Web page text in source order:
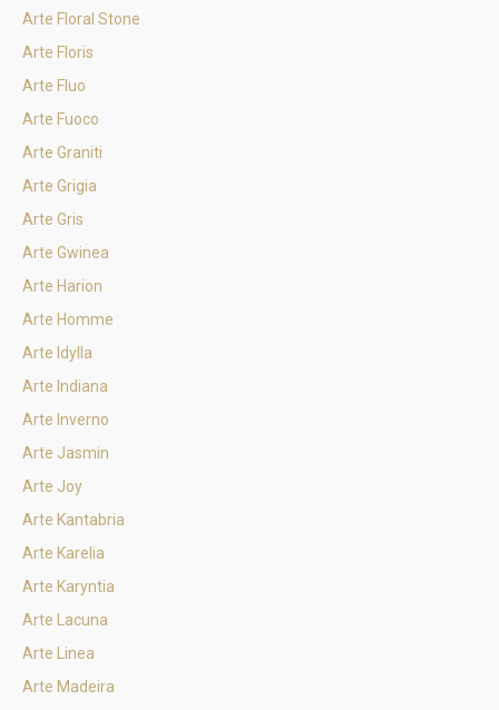
Arte Floral Stone
Arte Floris
Arte Fluo
Arte Fuoco
Arte Graniti
Arte Grigia
Arte Gris
Arte Gwinea
Arte Harion
Arte Homme
Arte Idylla
Arte Indiana
Arte Inverno
Arte Jasmin
Arte Joy
Arte Kantabria
Arte Karelia
Arte Karyntia
Arte Lacuna
Arte Linea
Arte Madeira